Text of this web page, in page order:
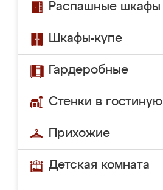
Распашные шкафы
Шкафы-купе
Гардеробные
Стенки в гостиную
Прихожие
Детская комната